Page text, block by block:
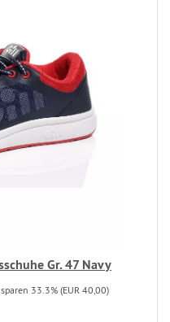
Gr. 47 Navy
33.3% (EUR 40,00)